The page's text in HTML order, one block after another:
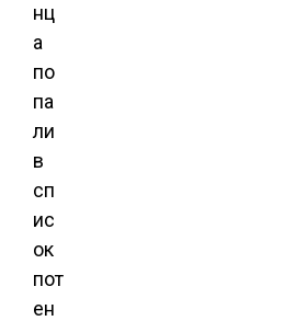
нц
а
по
па
ли
в
сп
ис
ок
пот
ен